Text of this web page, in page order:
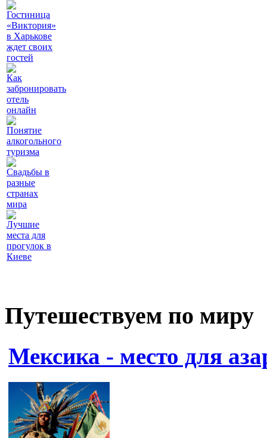
Гостиница
«Виктория»
в Харькове
ждет своих
гостей
Как
забронировать
отель
онлайн
Понятие
алкогольного
туризма
Свадьбы в
разные
странах
мира
Лучшие
места для
прогулок в
Киеве
Путешествуем по миру
Мексика - место для